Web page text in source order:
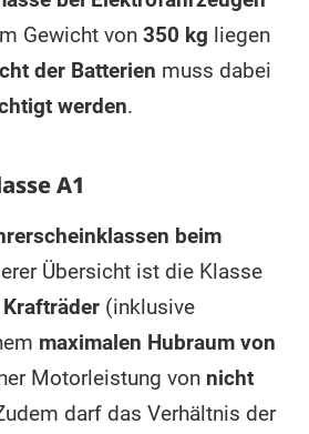
Gewicht von 350 kg liegen
der Batterien muss dabei
werden.
A1
beim
Übersicht ist die Klasse
Krafträder (inklusive
maximalen Hubraum von
Motorleistung von nicht
darf das Verhältnis der